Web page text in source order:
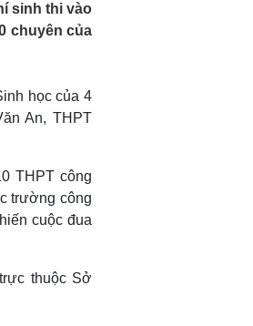
Doanh nghiệp 24h
Doanh nhân
Du lịch
check-in
sinh thi vào
chuyên của
học của 4
An, THPT
THPT công
trường công
cuộc đua
thuộc Sở